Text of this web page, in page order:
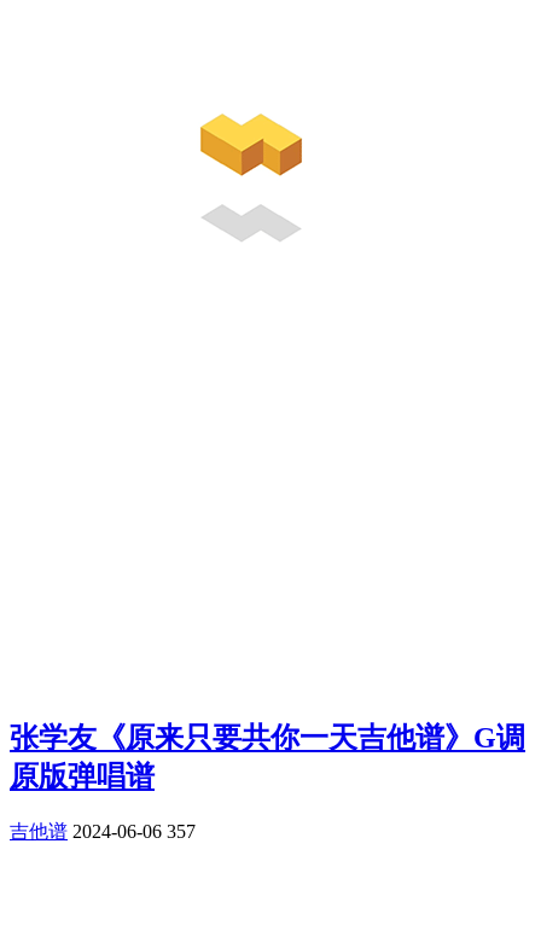
张学友《原来只要共你一天吉他谱》G调
原版弹唱谱
吉他谱 2024-06-06 357